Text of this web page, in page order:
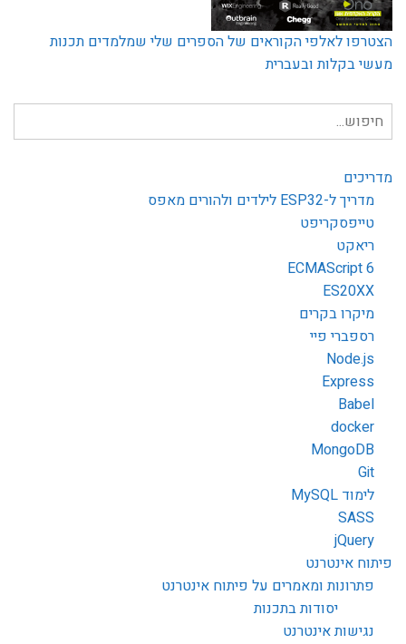
הצטרפו לאלפי הקוראים של הספרים שלי שמלמדים תכנות
מעשי בקלות ובעברית
חיפוש
עבור:
מדריכים
מדריך ל-ESP32 לילדים ולהורים מאפס
טייפסקריפט
ריאקט
ECMAScript 6
ES20XX
מיקרו בקרים
רספברי פיי
Node.js
Express
Babel
docker
MongoDB
Git
לימוד MySQL
SASS
jQuery
פיתוח אינטרנט
פתרונות ומאמרים על פיתוח אינטרנט
יסודות בתכנות
נגישות אינטרנט